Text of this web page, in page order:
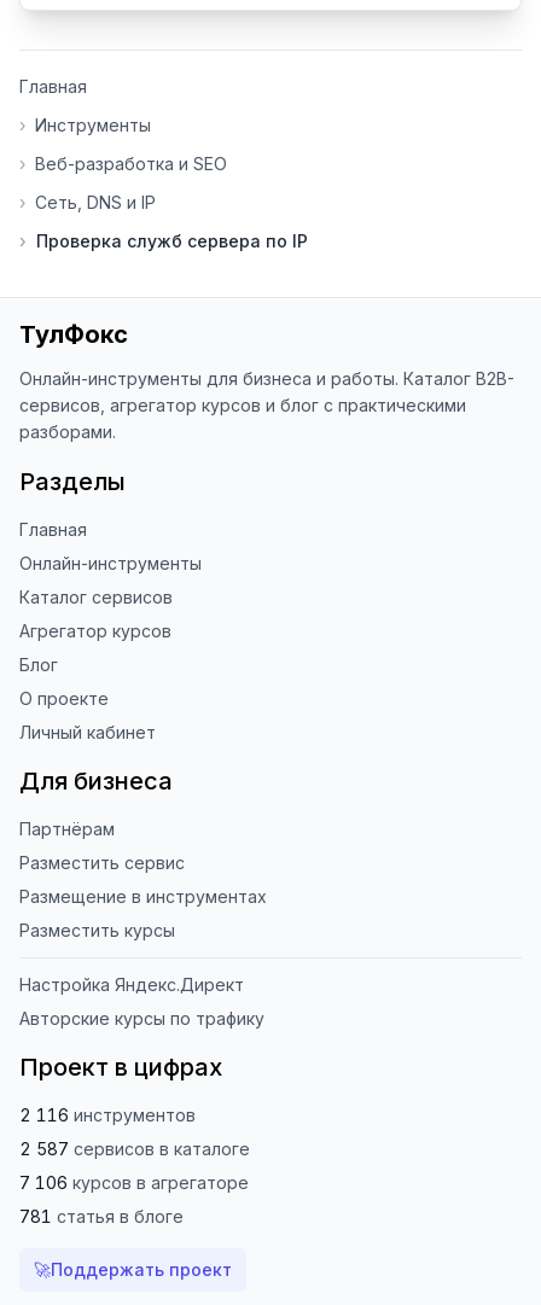
инструменты нуждаются в доработке.
основе вашей обратной связи.
благодарен за отзыв о сайте в
наши инструменты!
Благодарю за доверие и
использование ToolFox! 🚀
Главная
› Инструменты
› Веб-разработка и SEO
› Сеть, DNS и IP
› Проверка служб сервера по IP
ТулФокс
Онлайн-инструменты для бизнеса и работы. Каталог B2B-
сервисов, агрегатор курсов и блог с практическими
разборами.
Разделы
Главная
Онлайн-инструменты
Каталог сервисов
Агрегатор курсов
Блог
О проекте
Личный кабинет
Для бизнеса
Партнёрам
Разместить сервис
Размещение в инструментах
Разместить курсы
Настройка Яндекс.Директ
Авторские курсы по трафику
Проект в цифрах
2 116 инструментов
2 587 сервисов в каталоге
7 106 курсов в агрегаторе
781 статья в блоге
🚀Поддержать проект